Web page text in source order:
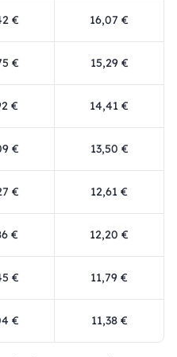
€ 16,07 €
€ 15,29 €
€ 14,41 €
€ 13,50 €
€ 12,61 €
€ 12,20 €
€ 11,79 €
€ 11,38 €